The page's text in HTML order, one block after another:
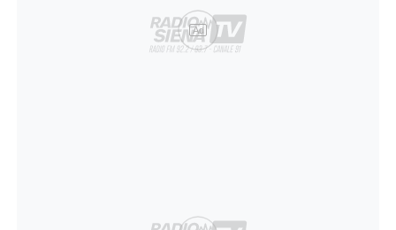
Ad